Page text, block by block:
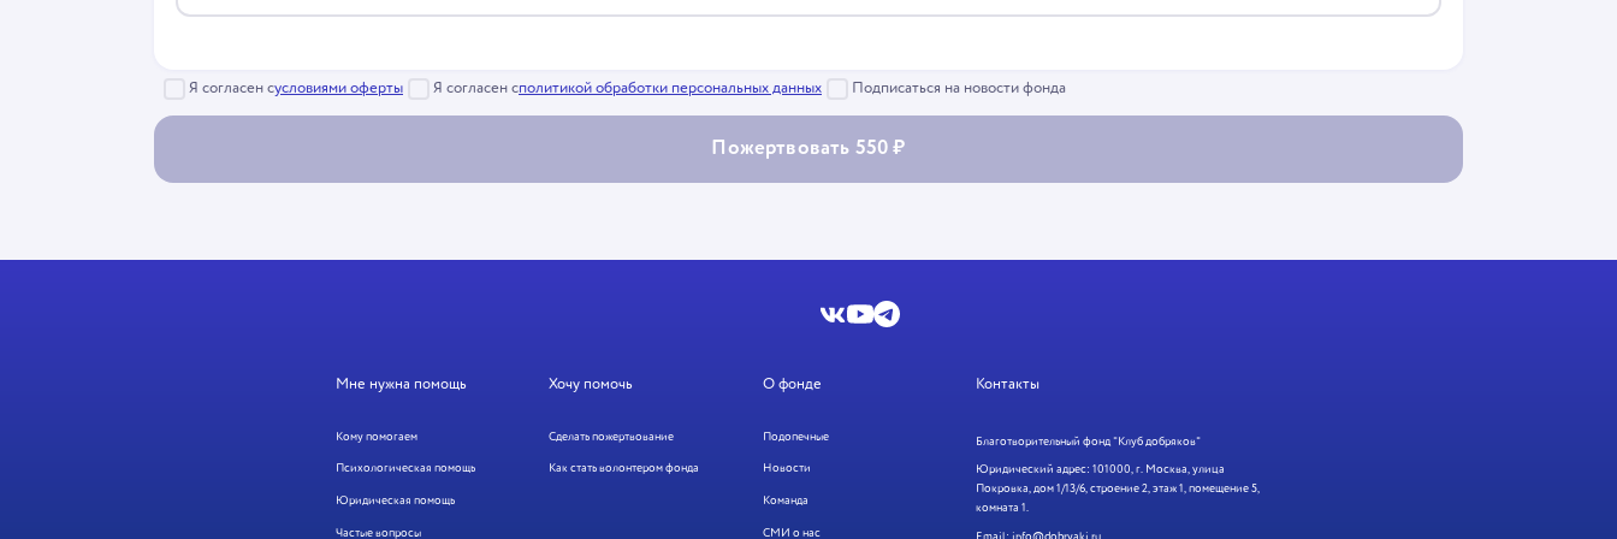
Я согласен сусловиями оферты Я согласен сполитикой обработки персональных данных Подписаться на новости фонда
Пожертвовать 550 ₽
Мне нужна помощь
Кому помогаем
Психологическая помощь
Юридическая помощь
Частые вопросы
Хочу помочь
Сделать пожертвование
Как стать волонтером фонда
О фонде
Подопечные
Новости
Команда
СМИ о нас
Контакты
Благотворительный фонд "Клуб добряков"
Юридический адрес: 101000, г. Москва, улица
Покровка, дом 1/13/6, строение 2, этаж 1, помещение 5,
комната 1.